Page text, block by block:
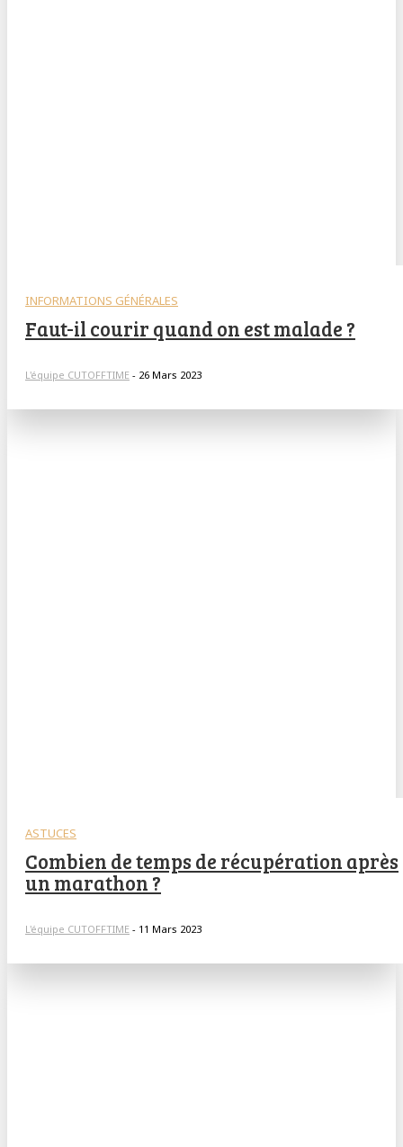
INFORMATIONS GÉNÉRALES
Faut-il courir quand on est malade ?
L'équipe CUTOFFTIME - 26 Mars 2023
ASTUCES
Combien de temps de récupération après
un marathon ?
L'équipe CUTOFFTIME - 11 Mars 2023